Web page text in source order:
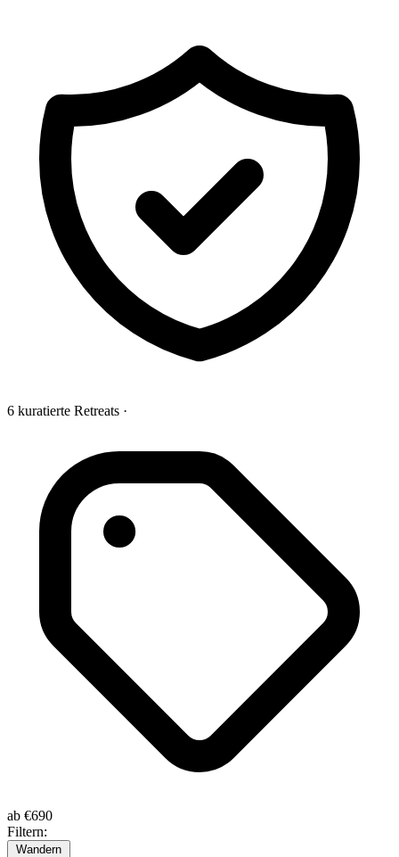
6 kuratierte Retreats ·
ab €690
Filtern:
Wandern